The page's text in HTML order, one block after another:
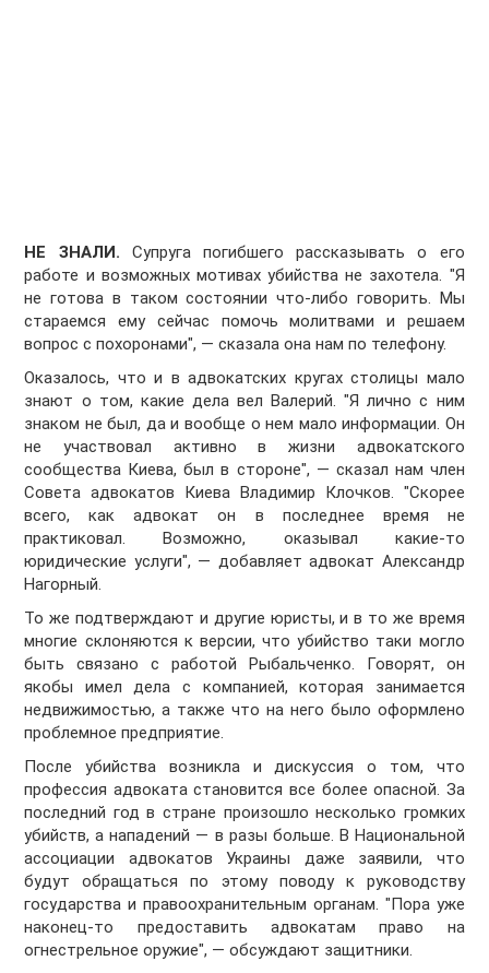
НЕ ЗНАЛИ. Супруга погибшего рассказывать о его
работе и возможных мотивах убийства не захотела. "Я
не готова в таком состоянии что-либо говорить. Мы
стараемся ему сейчас помочь молитвами и решаем
вопрос с похоронами", — сказала она нам по телефону.
Оказалось, что и в адвокатских кругах столицы мало
знают о том, какие дела вел Валерий. "Я лично с ним
знаком не был, да и вообще о нем мало информации. Он
не участвовал активно в жизни адвокатского
сообщества Киева, был в стороне", — сказал нам член
Совета адвокатов Киева Владимир Клочков. "Скорее
всего, как адвокат он в последнее время не
практиковал. Возможно, оказывал какие-то
юридические услуги", — добавляет адвокат Александр
Нагорный.
То же подтверждают и другие юристы, и в то же время
многие склоняются к версии, что убийство таки могло
быть связано с работой Рыбальченко. Говорят, он
якобы имел дела с компанией, которая занимается
недвижимостью, а также что на него было оформлено
проблемное предприятие.
После убийства возникла и дискуссия о том, что
профессия адвоката становится все более опасной. За
последний год в стране произошло несколько громких
убийств, а нападений — в разы больше. В Национальной
ассоциации адвокатов Украины даже заявили, что
будут обращаться по этому поводу к руководству
государства и правоохранительным органам. "Пора уже
наконец-то предоставить адвокатам право на
огнестрельное оружие", — обсуждают защитники.